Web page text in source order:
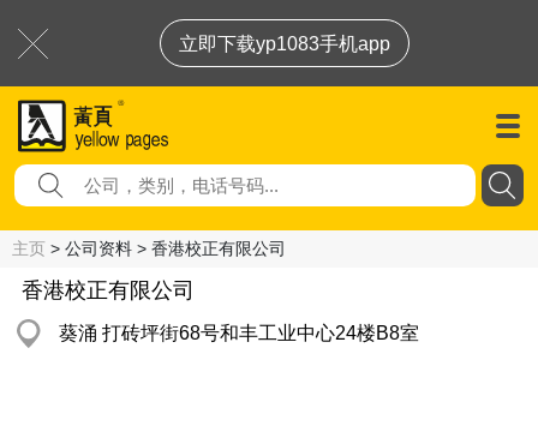
立即下载yp1083手机app
主页 > 公司资料 > 香港校正有限公司
香港校正有限公司
葵涌 打砖坪街68号和丰工业中心24楼B8室